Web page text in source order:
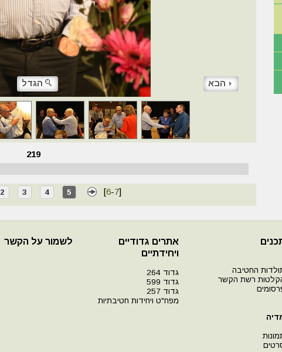
הגדל הבא
219
2 3 4 5 [6-7]
החטיבה
רשת הקשר
אתרים גדודיים
ויחידתיים
גדוד 264
גדוד 599
גדוד 257
מפח"ט ויחידות חטיבתיות
לשמור על הקשר